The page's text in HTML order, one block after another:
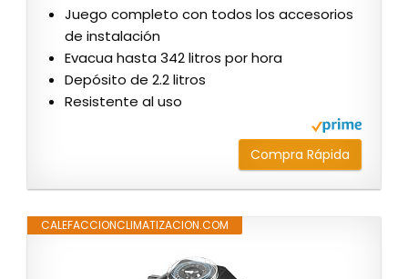
Juego completo con todos los accesorios
de instalación
Evacua hasta 342 litros por hora
Depósito de 2.2 litros
Resistente al uso
Compra Rápida
CALEFACCIONCLIMATIZACION.COM